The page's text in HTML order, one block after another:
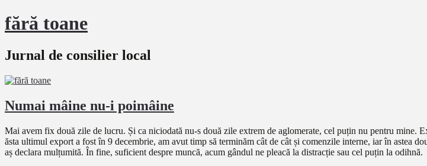
fără toane
Jurnal de consilier local
Numai mâine nu-i poimâine
Mai avem fix două zile de lucru. Și ca niciodată nu-s două zile extrem de aglomerate, cel puțin nu pentru mine.
ăsta ultimul export a fost în 9 decembrie, am avut timp să terminăm cât de cât și comenzile interne, iar în astea
aș declara mulțumită. În fine, suficient despre muncă, acum gândul ne pleacă la distracție sau cel puțin la odihnă.